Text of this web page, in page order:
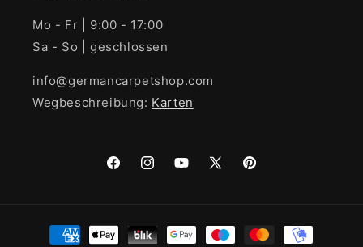
Mo - Fr | 9:00 - 17:00
Sa - So | geschlossen
info@germancarpetshop.com
Wegbeschreibung: Karten
FacebookInstagramYouTube
X
Pinterest
Zahlungsmethoden